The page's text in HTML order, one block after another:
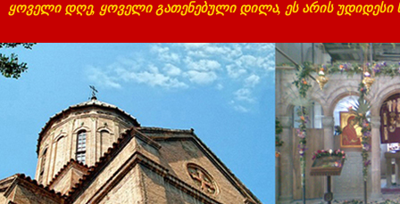
ყოველი დღე, ყოველი გათენებული დილა, ეს არის